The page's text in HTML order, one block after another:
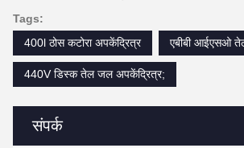
संपर्क
Tags:
400l ठोस कटोरा अपकेंद्रित्र
एबीबी आईएसओ
440V डिस्क तेल जल अपकेंद्रित्र;